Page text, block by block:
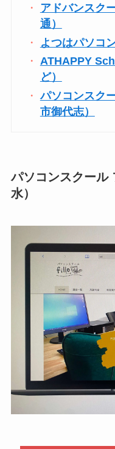
アドバンスク
通）
よつはパソコ
ATHAPPY
ど）
パソコンスク
市御代志）
パソコンスクール
水）